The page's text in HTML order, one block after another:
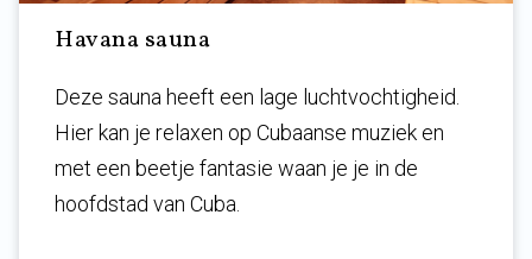
Havana sauna
Deze sauna heeft een lage luchtvochtigheid.
Hier kan je relaxen op Cubaanse muziek en
met een beetje fantasie waan je je in de
hoofdstad van Cuba.